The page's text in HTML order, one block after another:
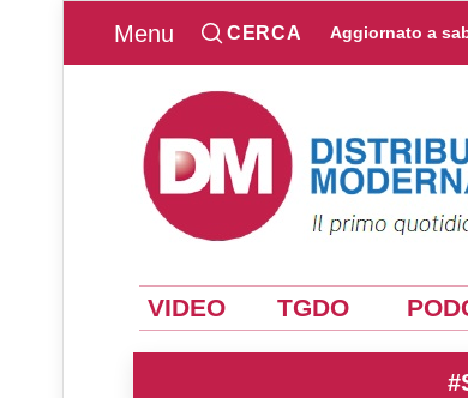
Menu CERCA Aggiornato a
VIDEO TGDO